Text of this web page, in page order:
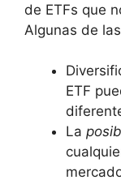
de ETFs que
Algunas⁢ de
ETF‌
La